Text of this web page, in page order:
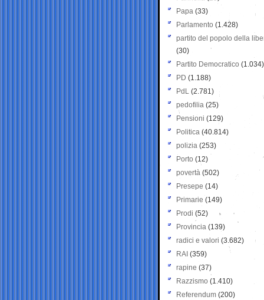
Papa (33)
Parlamento (1.428)
partito del popolo della
(30)
Partito Democratico (1.034)
PD (1.188)
PdL (2.781)
pedofilia (25)
Pensioni (129)
Politica (40.814)
polizia (253)
Porto (12)
povertà (502)
Presepe (14)
Primarie (149)
Prodi (52)
Provincia (139)
radici e valori (3.682)
RAI (359)
rapine (37)
Razzismo (1.410)
Referendum (200)